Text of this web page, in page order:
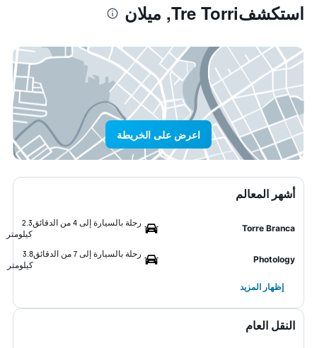
استكشفTre Torri, ميلان
اعرض على الخريطة
أشهر المعالم
Torre Branca
رحلة بالسيارة إلى 4 من الدقائق
2.3
كيلومتر
Photology
رحلة بالسيارة إلى 7 من الدقائق
3.8
كيلومتر
إظهار المزيد
النقل العام